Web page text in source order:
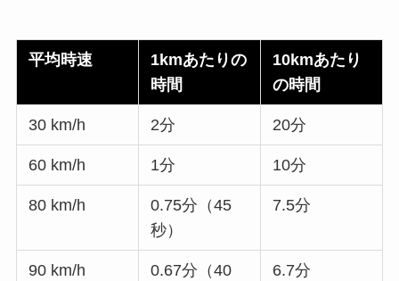
平均時速
1kmあたりの
時間
10kmあたり
の時間
30 km/h 2分 20分
60 km/h 1分 10分
80 km/h 0.75分（45
秒）
7.5分
90 km/h 0.67分（40 6.7分